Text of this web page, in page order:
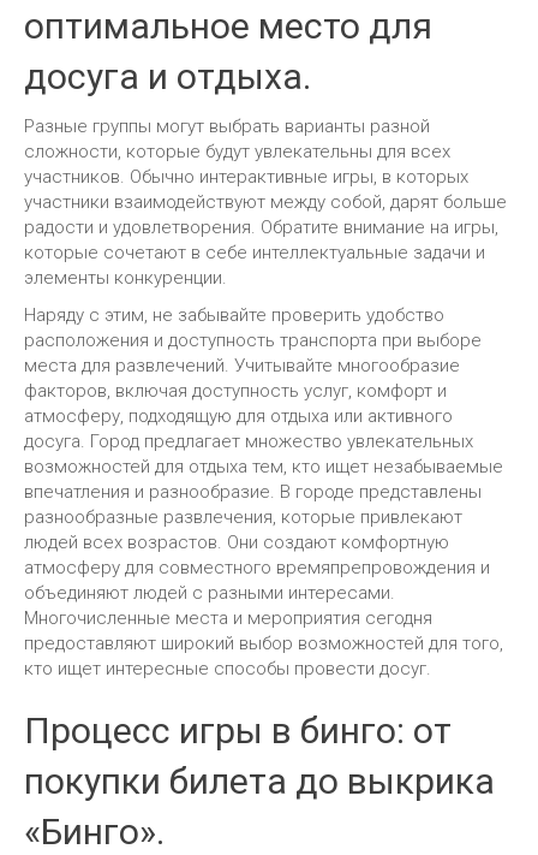
оптимальное место для
досуга и отдыха.
Разные группы могут выбрать варианты разной
сложности, которые будут увлекательны для всех
участников. Обычно интерактивные игры, в которых
участники взаимодействуют между собой, дарят больше
радости и удовлетворения. Обратите внимание на игры,
которые сочетают в себе интеллектуальные задачи и
элементы конкуренции.
Наряду с этим, не забывайте проверить удобство
расположения и доступность транспорта при выборе
места для развлечений. Учитывайте многообразие
факторов, включая доступность услуг, комфорт и
атмосферу, подходящую для отдыха или активного
досуга. Город предлагает множество увлекательных
возможностей для отдыха тем, кто ищет незабываемые
впечатления и разнообразие. В городе представлены
разнообразные развлечения, которые привлекают
людей всех возрастов. Они создают комфортную
атмосферу для совместного времяпрепровождения и
объединяют людей с разными интересами.
Многочисленные места и мероприятия сегодня
предоставляют широкий выбор возможностей для того,
кто ищет интересные способы провести досуг.
Процесс игры в бинго: от
покупки билета до выкрика
«Бинго».